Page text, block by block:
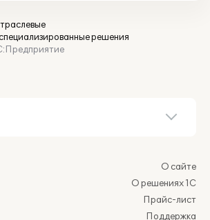
решения
О сайте
О решениях 1С
Прайс-лист
Поддержка